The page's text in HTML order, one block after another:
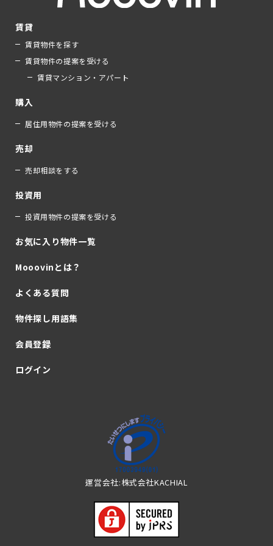
賃貸
賃貸物件を探す
賃貸物件の提案を受ける
賃貸マンション・アパート
購入
居住用物件の提案を受ける
売却
売却相談をする
投資用
投資用物件の提案を受ける
お気に入り物件一覧
Mooovinとは？
よくある質問
物件探し用語集
会員登録
ログイン
運営会社:株式会社KACHIAL